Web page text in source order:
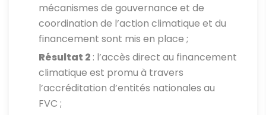
mécanismes de gouvernance et de
coordination de l’action climatique et du
financement sont mis en place ;
Résultat 2 : l’accès direct au financement
climatique est promu à travers
l’accréditation d’entités nationales au
FVC ;